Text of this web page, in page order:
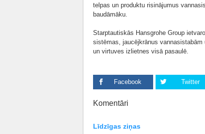
telpas un produktu risinājumus
baudāmāku.
Starptautiskās Hansgrohe Group
sistēmas, jaucējkrānus
un virtuves izlietnes visā pasaulē.
Facebook Twitter
Komentāri
Līdzīgas ziņas